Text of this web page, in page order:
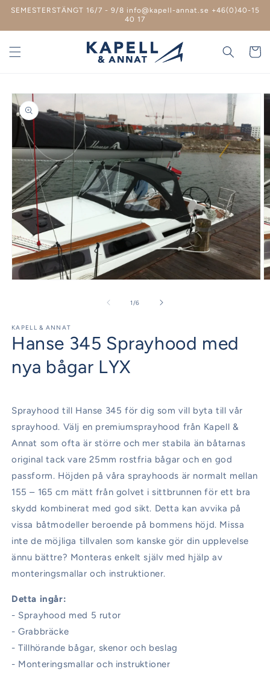
vidare
innehåll
SEMESTERSTÄNGT 16/7 - 9/8 info@kapell-annat.se +46(0)40-15
40 17
vidare till
1/av
6
KAPELL & ANNAT
Hanse 345 Sprayhood med
nya bågar LYX
Sprayhood till Hanse 345 för dig som vill byta till vår
sprayhood. Välj en premiumsprayhood från Kapell &
Annat som ofta är större och mer stabila än båtarnas
original tack vare 25mm rostfria bågar och en god
passform. Höjden på våra sprayhoods är normalt mellan
155 – 165 cm mätt från golvet i sittbrunnen för ett bra
skydd kombinerat med god sikt. Detta kan avvika på
vissa båtmodeller beroende på bommens höjd. Missa
inte de möjliga tillvalen som kanske gör din upplevelse
ännu bättre? Monteras enkelt själv med hjälp av
monteringsmallar och instruktioner.
Detta ingår:
- Sprayhood med 5 rutor
- Grabbräcke
- Tillhörande bågar, skenor och beslag
- Monteringsmallar och instruktioner